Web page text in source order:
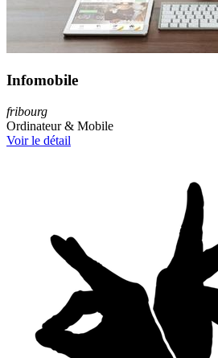
Infomobile
fribourg
Ordinateur & Mobile
Voir le détail